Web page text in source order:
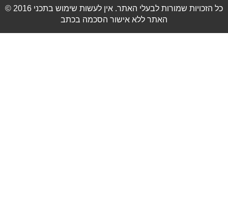
© 2016 כל הזכויות שמורות לבעלי האתר. אין לעשות שימוש בתכני
האתר ללא אישור הסכמה בכתב